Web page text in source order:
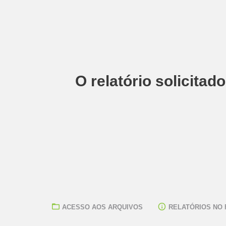
O relatório
ACESSO AOS ARQUIVOS RELATÓRIOS NO